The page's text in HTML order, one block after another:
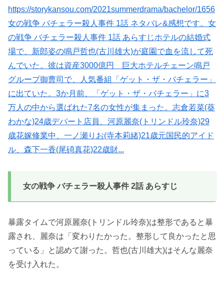
https://storykansou.com/2021summerdrama/bachelor/1656
女の戦争 バチェラー殺人事件 1話 ネタバレ&感想です。女
の戦争 バチェラー殺人事件 1話 あらすじホテルの結婚式
場で、新郎姿の鳴戸哲也(古川雄大)が庭園で血を流して死
んでいた。彼は資産3000億円 巨大ホテルチェーン鳴戸
グループ御曹司で、人気番組「ゲット・ザ・バチェラー」
に出ていた。3か月前、「ゲット・ザ・バチェラー」に3
万人の中から選ばれた7名の女性が集まった。志倉若菜(葵
わかな)24歳デパート店員、河原麗奈(トリンドル玲奈)29
歳花嫁修業中、一ノ瀬りお(寺本莉緒)21歳元国民的アイド
ル、森下一香(尾碕真花)22歳財...
女の戦争 バチェラー殺人事件 2話 あらすじ
暴露タイムで河原麗奈(トリンドル玲奈)は整形であると暴
露され、麗奈は「変わりたかった。整形して良かったと思
っている」と認めて謝った。哲也(古川雄大)はそんな麗奈
を受け入れた。